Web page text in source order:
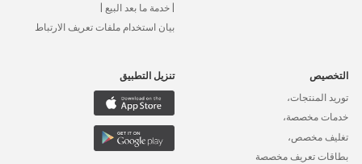
| خدمة ما بعد البيع |
بيان استخدام ملفات تعريف الارتباط
التخصيص
توريد المنتجات،
خدمات مخصصة،
تغليف مخصص،
بطاقات تعريف مخصصة
تنزيل التطبيق